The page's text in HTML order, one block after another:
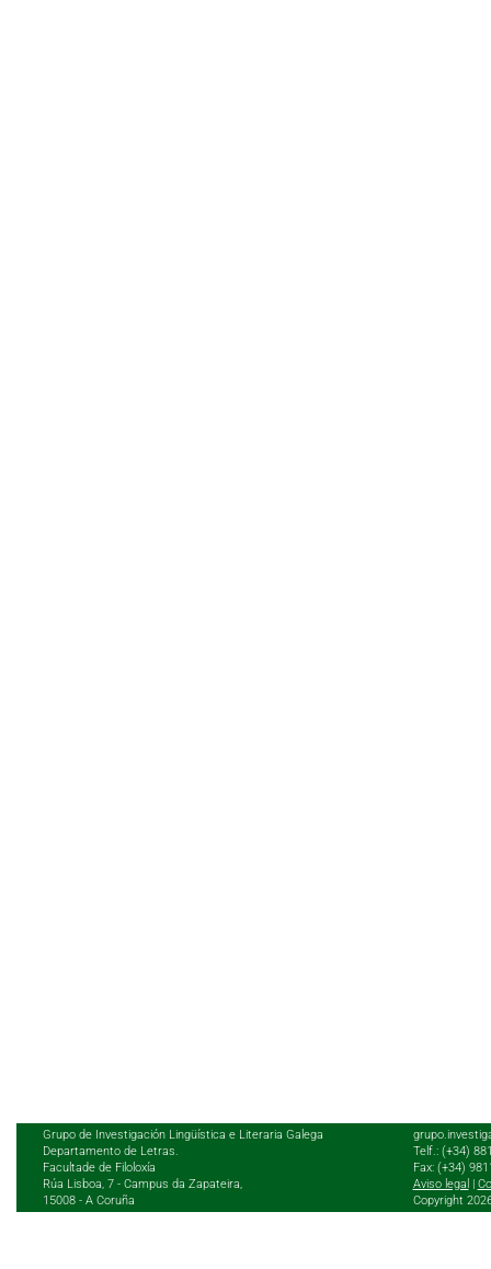
Grupo de Investigación Lingüística e Literaria Galega
Departamento de Letras.
Facultade de Filoloxía
Rúa Lisboa, 7 - Campus da Zapateira,
15008 - A Coruña
Telf.: (+34)
Fax: (+34)
Aviso legal
Copyright